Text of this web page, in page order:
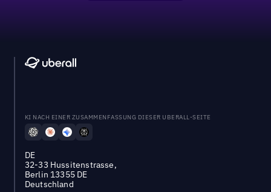
KI NACH EINER ZUSAMMENFASSUNG DIESER UBERALL-SEITE
DE
32-33 Hussitenstrasse,
Berlin 13355 DE
Deutschland